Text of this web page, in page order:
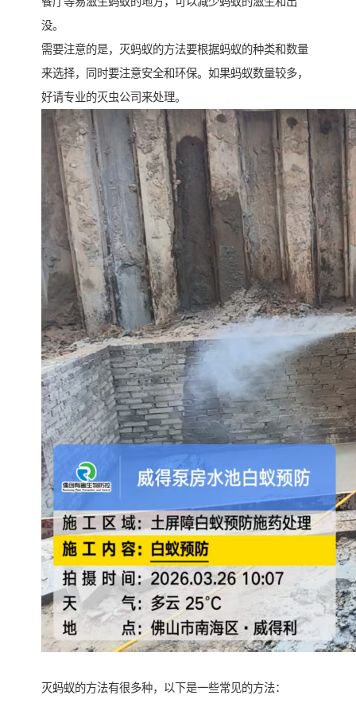
没。
需要注意的是，灭蚂蚁的方法要根据蚂蚁的种类和数量
来选择，同时要注意安全和环保。如果蚂蚁数量较多，
好请专业的灭虫公司来处理。
灭蚂蚁的方法有很多种，以下是一些常见的方法：